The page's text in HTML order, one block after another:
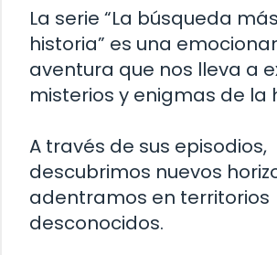
La serie “La búsqueda
historia” es una
aventura que nos lleva a
misterios y enigmas de la
A través de sus episodios,
descubrimos nuevos
adentramos en territorios
desconocidos.